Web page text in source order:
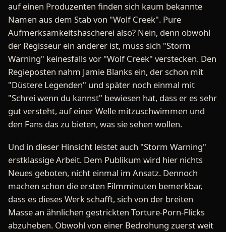
auf einen Produzenten finden sich kaum bekannte
Namen aus dem Stab von "Wolf Creek". Pure
Aufmerksamkeitshascherei also? Nein, denn obwohl
der Regisseur ein anderer ist, muss sich "Storm
Warning" keinesfalls vor "Wolf Creek" verstecken. Den
Regieposten nahm Jamie Blanks ein, der schon mit
"Düstere Legenden" und später noch einmal mit
"Schrei wenn du kannst" bewiesen hat, dass er es sehr
gut versteht, auf einer Welle mitzuschwimmen und
den Fans das zu bieten, was sie sehen wollen.
Und in dieser Hinsicht leistet auch "Storm Warning"
erstklassige Arbeit. Dem Publikum wird hier nichts
Neues geboten, nicht einmal im Ansatz. Dennoch
machen schon die ersten Filmminuten bemerkbar,
dass es dieses Werk schafft, sich von der breiten
Masse an ähnlichen gestrickten Torture-Porn-Flicks
abzuheben. Obwohl von einer Bedrohung zuerst weit